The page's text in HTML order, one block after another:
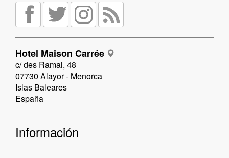
Hotel Maison Carrée
c/ des Ramal, 48
07730 Alayor - Menorca
Islas Baleares
España
Información